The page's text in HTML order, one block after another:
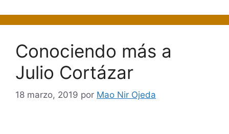
Conociendo más a
Julio Cortázar
18 marzo, 2019 por Mao Nir Ojeda